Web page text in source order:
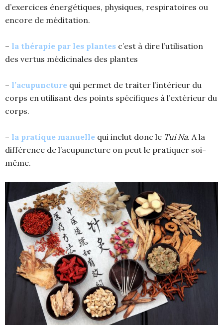
d’exercices énergétiques, physiques, respiratoires ou
encore de méditation.
– la thérapie par les plantes c’est à dire l’utilisation
des vertus médicinales des plantes
– l’acupuncture qui permet de traiter l’intérieur du
corps en utilisant des points spécifiques à l’extérieur du
corps.
– la pratique manuelle qui inclut donc le Tui Na. A la
différence de l’acupuncture on peut le pratiquer soi-
même.